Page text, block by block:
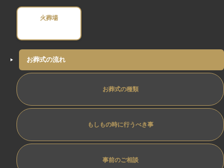
火葬場
お葬式の流れ
お葬式の種類
もしもの時に行うべき事
事前のご相談